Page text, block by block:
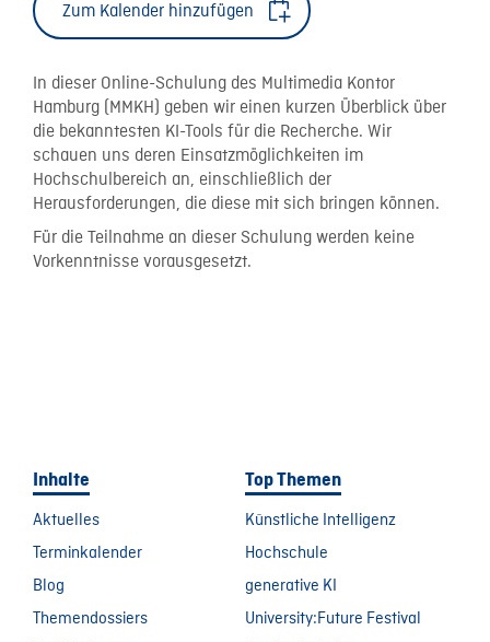
Zum Kalender hinzufügen
In dieser Online-Schulung des Multimedia Kontor
Hamburg (MMKH) geben wir einen kurzen Überblick über
die bekanntesten KI-Tools für die Recherche. Wir
schauen uns deren Einsatzmöglichkeiten im
Hochschulbereich an, einschließlich der
Herausforderungen, die diese mit sich bringen können.
Für die Teilnahme an dieser Schulung werden keine
Vorkenntnisse vorausgesetzt.
Inhalte
Aktuelles
Terminkalender
Blog
Themendossiers
Top Themen
Künstliche Intelligenz
Hochschule
generative KI
University:Future Festival